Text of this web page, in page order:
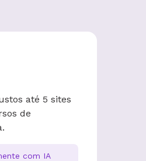
até 5 sites
de
com IA